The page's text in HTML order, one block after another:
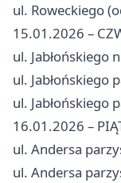
ul. Roweckiego
15.01.2026 –
ul. Jabłońskiego
ul. Jabłońskiego
ul. Jabłońskiego
16.01.2026 –
ul. Andersa
ul. Andersa